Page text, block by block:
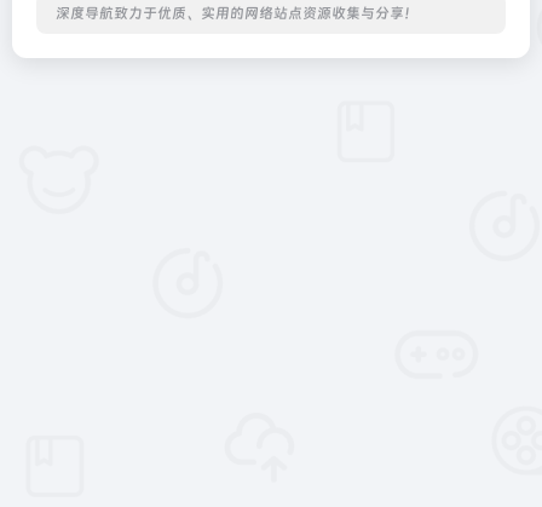
深度导航致力于优质、实用的网络站点资源收集与分享！